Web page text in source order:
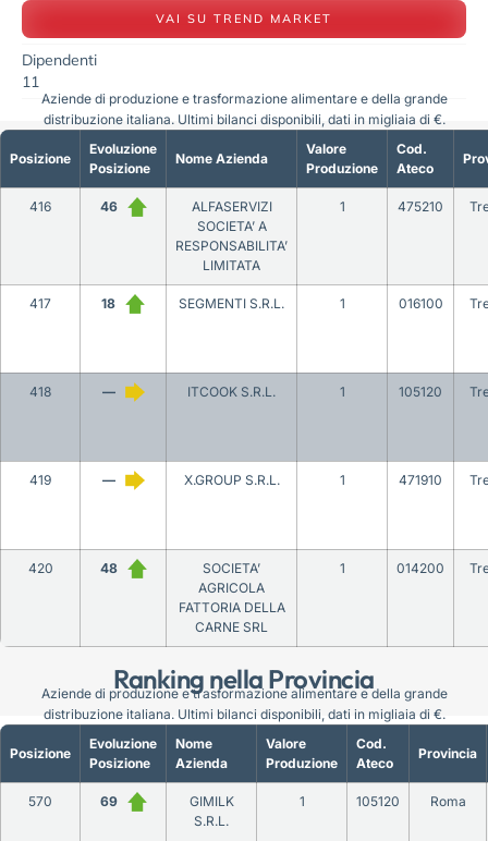
VAI SU TREND MARKET
Dipendenti
11
Ranking nella Provincia
Posizione
Evoluzione
Posizione
Nome Azienda
Valore
Produzione
Cod.
Ateco
416 46
ALFASERVIZI
SOCIETA’ A
RESPONSABILITA’
LIMITATA
1 475210
417 18 SEGMENTI S.R.L. 1 016100
418 — ITCOOK S.R.L. 1 105120
419 — X.GROUP S.R.L. 1 471910
420 48
SOCIETA’
AGRICOLA
FATTORIA DELLA
CARNE SRL
1 014200
Aziende di produzione e trasformazione alimentare e della grande
distribuzione italiana. Ultimi bilanci disponibili, dati in migliaia di €.
Posizione
Evoluzione
Posizione
Nome
Azienda
Valore
Produzione
Cod.
Ateco
Provincia
570 69
GIMILK
S.R.L.
1 105120 Roma
Aziende di produzione e trasformazione alimentare e della grande
distribuzione italiana. Ultimi bilanci disponibili, dati in migliaia di €.